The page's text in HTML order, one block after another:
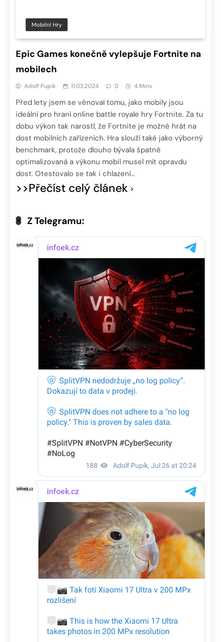
Mobilní Hry
Epic Games konečně vylepšuje Fortnite na
mobilech
Adolf Pupík 11.03.2024 0 4 Mins
Před lety jsem se věnoval tomu, jako mobily jsou
ideální pro hraní online battle royale hry Fortnite. Za tu
dobu výkon tak narostl, že Fortnite je možné hrát na
dost mobilních zařízeních. Hra slouží také jako výborný
benchmark, protože dlouho bývala špatně
optimalizovaná a výkonu mobil musel mít opravdu
dost. Otestovalo se tak i chlazení…
>>Přečíst celý článek
Z Telegramu: